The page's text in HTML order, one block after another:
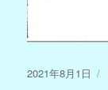
投
2021年8月1日